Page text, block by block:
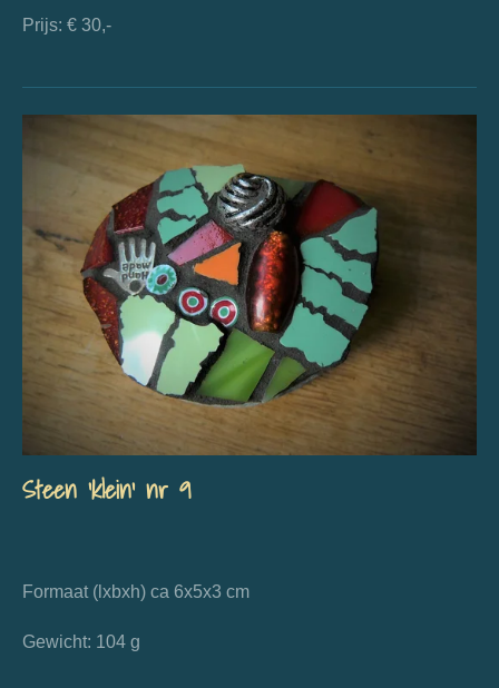
Prijs: € 30,-
Steen 'klein' nr 9
Formaat (lxbxh) ca 6x5x3 cm
Gewicht: 104 g